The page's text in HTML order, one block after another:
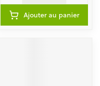
Ajouter au panier